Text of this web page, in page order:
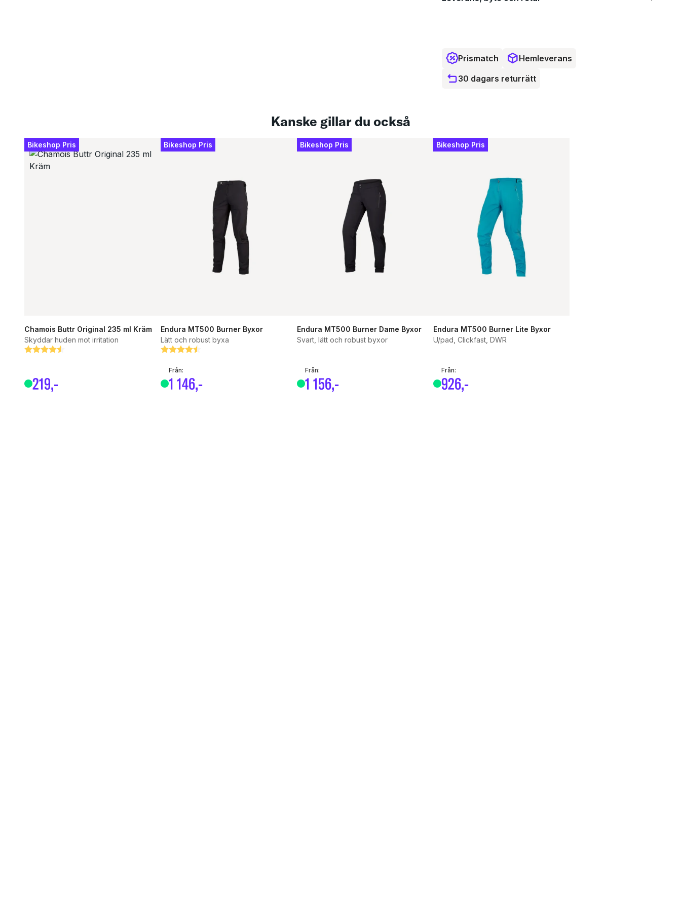
Prismatch
Hemleverans
30 dagars returrätt
Kanske gillar du också
Bikeshop Pris
Chamois Buttr Original 235 ml Kräm
Skyddar huden mot irritation
Betyg:
4.2 utav 5 stjärnor
219,-
Bikeshop Pris
Endura MT500 Burner Byxor
Lätt och robust byxa
Betyg:
4.5 utav 5 stjärnor
1 146,-
Från:
Bikeshop Pris
Endura MT500 Burner Dame Byxor
Svart, lätt och robust byxor
1 156,-
Från:
Bikeshop Pris
Endura MT500 Burner Lite Byxor
U/pad, Clickfast, DWR
926,-
Från: